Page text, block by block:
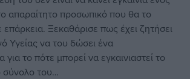
απαραίτητο προσωπικό που θα το
επάρκεια. Ξεκαθάρισε πως έχει ζητήσει
Υγείας να του δώσει ένα
το πότε μπορεί να εγκαινιαστεί το
σύνολο του…